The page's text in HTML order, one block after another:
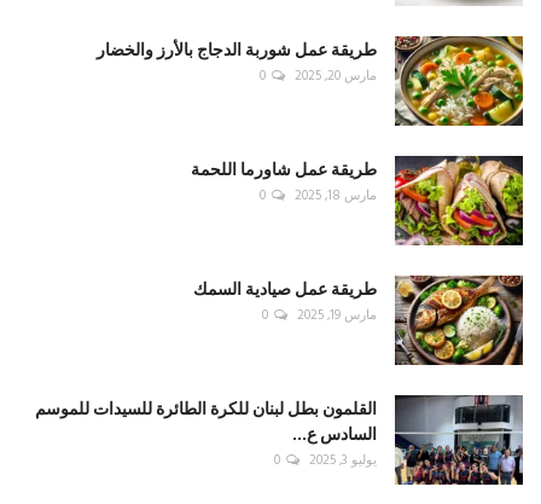
طريقة عمل شوربة الدجاج بالأرز والخضار
مارس 20, 2025 0
طريقة عمل شاورما اللحمة
مارس 18, 2025 0
طريقة عمل صيادية السمك
مارس 19, 2025 0
القلمون بطل لبنان للكرة الطائرة للسيدات للموسم
السادس ع...
يوليو 3, 2025 0